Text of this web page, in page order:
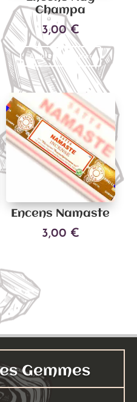
Champa
3,00€
Ajouter au panier
Encens Namaste
3,00 €
Gemmes